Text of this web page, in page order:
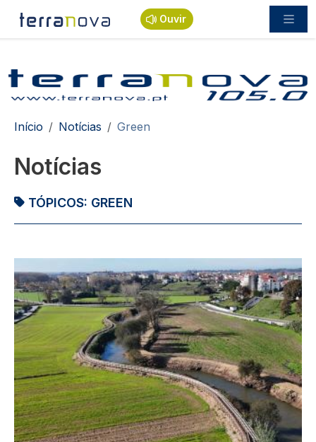
Passar para o conteúdo principal
Ouvir
Navegação estrutural
Início Notícias Green
Notícias
TÓPICOS: GREEN